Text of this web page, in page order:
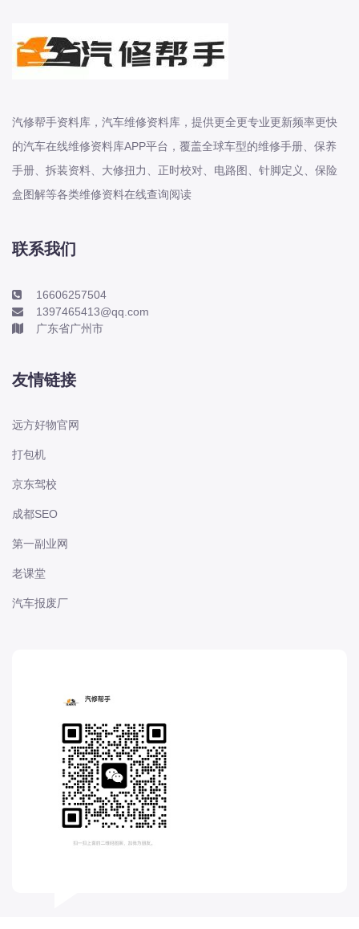
宝马
宝骏
宾利
本田
本田-东风本田
本田-广州本田
标致
标致-进口
比亚迪
比亚迪商用车
比速
创维
昌河
长安
长安-跨越
D
DS
DS
DS-进口
东南
汽修帮手资料库，汽车维修资料库，提供更全更专业更新频率更快
的汽车在线维修资料库APP平台，覆盖全球车型的维修手册、保养
手册、拆装资料、大修扭力、正时校对、电路图、针脚定义、保险
盒图解等各类维修资料在线查询阅读
联系我们
16606257504
1397465413@qq.com
广东省广州市
友情链接
远方好物官网
打包机
京东驾校
成都SEO
第一副业网
老课堂
汽车报废厂